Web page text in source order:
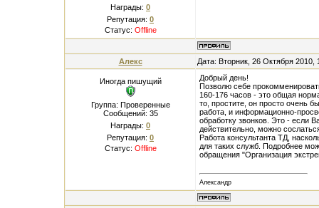
Награды: 0
Репутация: 0
Статус: Offline
Алекс Дата: Вторник, 26 Октября
Иногда пишущий
Группа: Проверенные
Сообщений: 35
Награды: 0
Репутация: 0
Статус: Offline
Добрый день!
Позволю себе
160-176 часов - это общая
то, простите, он просто очень
работа, и информационно-
обработку звонков. Это - если
действительно, можно
Работа консультанта ТД,
для таких служб. Подробнее
обращения "Организация
Александр